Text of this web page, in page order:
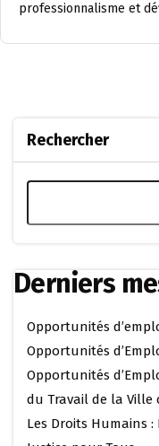
professionnalisme et
Rechercher
Derniers
Opportunités
Opportunités
Opportunités
du Travail de la Ville
Les Droits Humains